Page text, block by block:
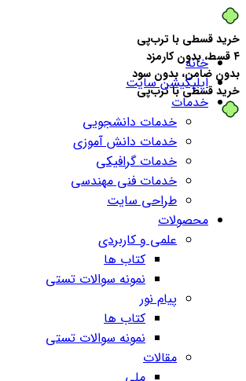
خرید قسطی با ترب‌پی
۴ قسط، بدون کارمزد
بدون ضامن، بدون سود
خرید قسطی با ترب‌پی
خانه
اپلیکیشن سایت
خدمات
خدمات دانشجویی
خدمات دانش آموزی
خدمات گرافیکی
خدمات فنی مهندسی
طراحی سایت
محصولات
علمی و کاربردی
کتاب ها
نمونه سوالات تستی
پیام نور
کتاب ها
نمونه سوالات تستی
مقالات